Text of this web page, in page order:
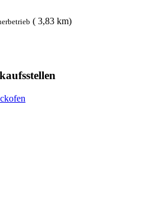
( 3,83 km)